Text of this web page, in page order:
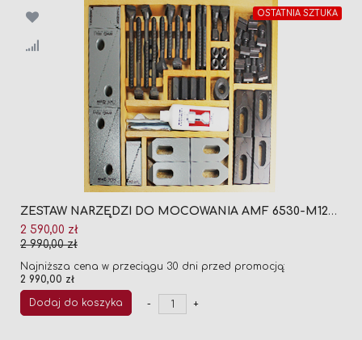
OSTATNIA SZTUKA
ZESTAW NARZĘDZI DO MOCOWANIA AMF 6530-M12X14
Cena
promocyjna
2 590,00 zł
2 990,00 zł
Najniższa cena w przeciągu 30 dni przed promocją:
2 990,00 zł
Dodaj do koszyka - +